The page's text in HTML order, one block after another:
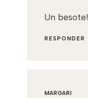
Un besote!
RESPONDER
MARGARI